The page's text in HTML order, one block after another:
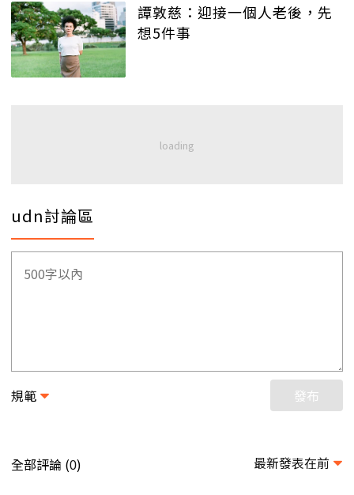
譚敦慈：迎接一個人老後，先
想5件事
udn討論區
規範 發布
全部評論 (0) 最新發表在前